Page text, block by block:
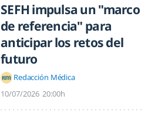
SEFH impulsa un "marco
de referencia" para
anticipar los retos del
futuro
Redacción Médica
10/07/2026 20:00h